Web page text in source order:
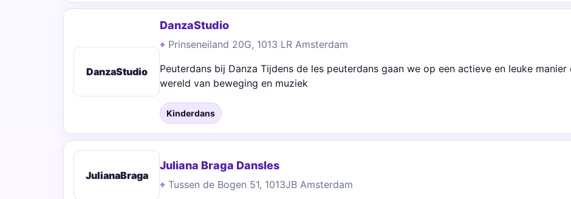
DanzaStudio
DanzaStudio
Prinseneiland 20G, 1013 LR Amsterdam
Peuterdans bij Danza Tijdens de les peuterdans gaan we op een actieve en leuke
wereld van beweging en muziek
Kinderdans
JulianaBraga
Juliana Braga Dansles
Tussen de Bogen 51, 1013JB Amsterdam